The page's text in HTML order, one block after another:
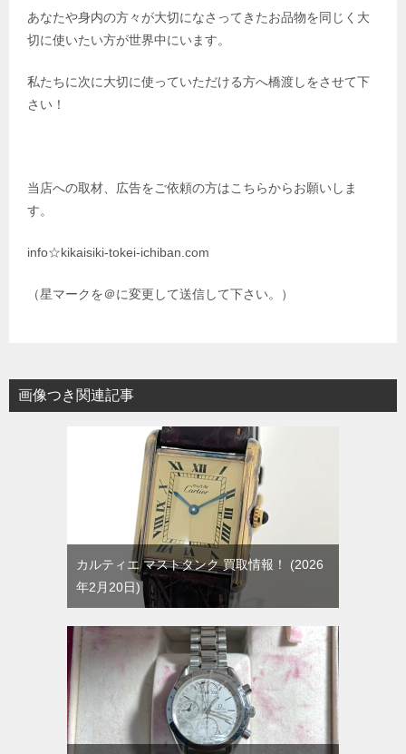
あなたや身内の方々が大切になさってきたお品物を同じく大
切に使いたい方が世界中にいます。
私たちに次に大切に使っていただける方へ橋渡しをさせて下
さい！
当店への取材、広告をご依頼の方はこちらからお願いしま
す。
info☆kikaisiki-tokei-ichiban.com
（星マークを＠に変更して送信して下さい。）
画像つき関連記事
カルティエ マストタンク 買取情報！
2026
年2月20日